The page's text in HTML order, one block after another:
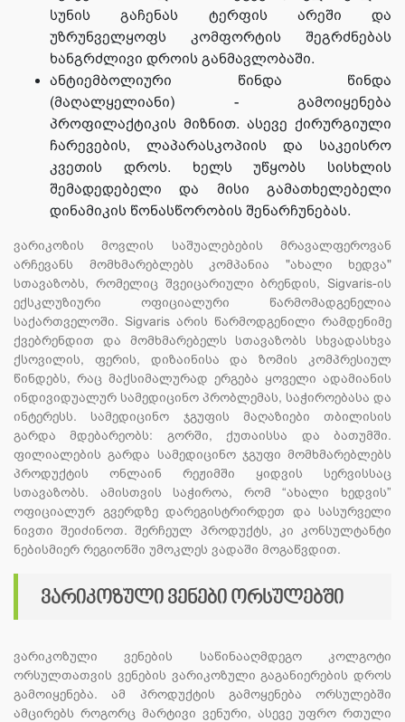
სუნის გაჩენას ტერფის არეში და
უზრუნველყოფს კომფორტის შეგრძნებას
ხანგრძლივი დროის განმავლობაში.
ანტიემბოლიური წინდა წინდა
(მაღალყელიანი) - გამოიყენება
პროფილაქტიკის მიზნით. ასევე ქირურგიული
ჩარევების, ლაპარასკოპიის და საკეისრო
კვეთის დროს. ხელს უწყობს სისხლის
შემადედებელი და მისი გამათხელებელი
დინამიკის წონასწორობის შენარჩუნებას.
ვარიკოზის მოვლის საშუალებების მრავალფეროვან
არჩევანს მომხმარებლებს კომპანია "ახალი ხედვა"
სთავაზობს, რომელიც შვეიცარიული ბრენდის, Sigvaris-ის
ექსკლუზიური ოფიციალური წარმომადგენელია
საქართველოში. Sigvaris არის წარმოდგენილი რამდენიმე
ქვებრენდით და მომხმარებელს სთავაზობს სხვადასხვა
ქსოვილის, ფერის, დიზაინისა და ზომის კომპრესიულ
წინდებს, რაც მაქსიმალურად ერგება ყოველი ადამიანის
ინდივიდუალურ სამედიცინო პრობლემას, საჭიროებასა და
ინტერესს. სამედიცინო ჯგუფის მაღაზიები თბილისის
გარდა მდებარეობს: გორში, ქუთაისსა და ბათუმში.
ფილიალების გარდა სამედიცინო ჯგუფი მომხმარებლებს
პროდუქტის ონლაინ რეჟიმში ყიდვის სერვისსაც
სთავაზობს. ამისთვის საჭიროა, რომ “ახალი ხედვის”
ოფიციალურ გვერდზე დარეგისტრირდეთ და სასურველი
ნივთი შეიძინოთ. შერჩეულ პროდუქტს, კი კონსულტანტი
ნებისმიერ რეგიონში უმოკლეს ვადაში მოგაწვდით.
ვარიკოზული ვენები ორსულებში
ვარიკოზული ვენების საწინააღმდეგო კოლგოტი
ორსულთათვის ვენების ვარიკოზული გაგანიერების დროს
გამოიყენება. ამ პროდუქტის გამოყენება ორსულებში
ამცირებს როგორც მარტივი ვენური, ასევე უფრო რთული